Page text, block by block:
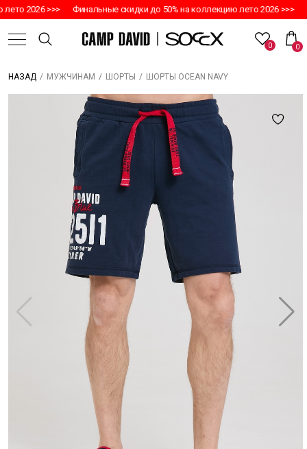
2026 >>> Финальные скидки до 50% на коллекцию лето 2026 >>>
0 0
НАЗАД / МУЖЧИНАМ / ШОРТЫ / ШОРТЫ OCEAN NAVY